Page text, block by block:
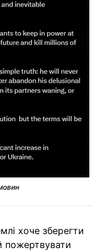
хоче зберегти
пожертвувати